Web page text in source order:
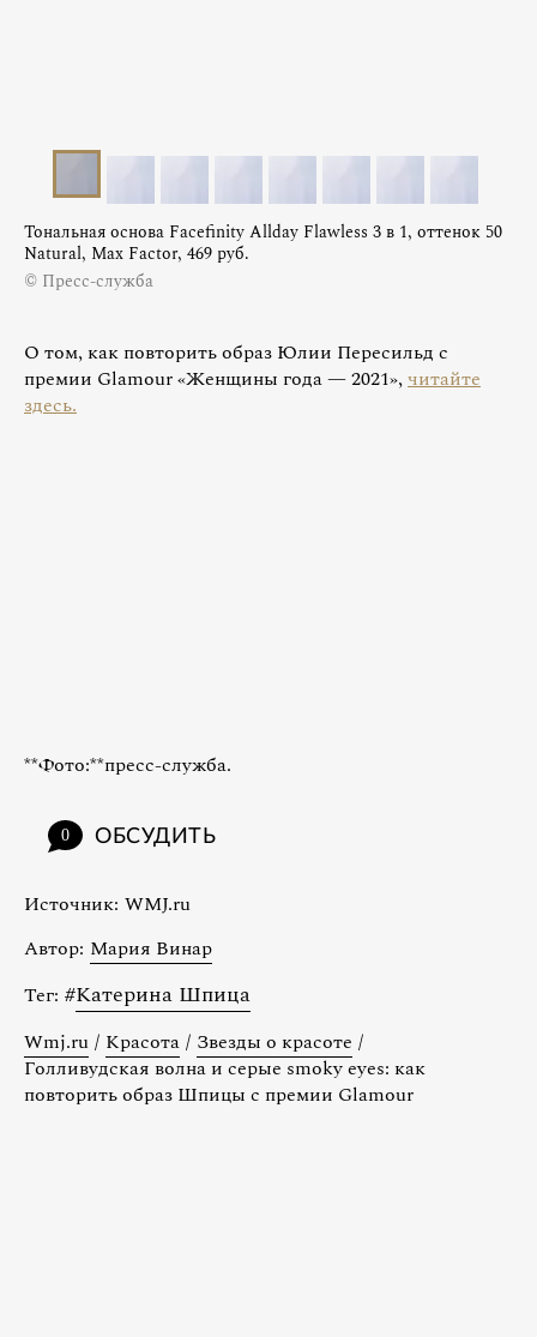
Тональная основа Facefinity Allday Flawless 3 в 1, оттенок 50
Natural, Max Factor, 469 руб.
© Пресс-служба
О том, как повторить образ Юлии Пересильд с
премии Glamour «Женщины года — 2021»,читайте
здесь.
**Фото:**пресс-служба.
0 ОБСУДИТЬ
Источник: WMJ.ru
Автор: Мария Винар
Тег: #Катерина Шпица
Wmj.ru / Красота / Звезды о красоте /
Голливудская волна и серые smoky eyes: как
повторить образ Шпицы с премии Glamour